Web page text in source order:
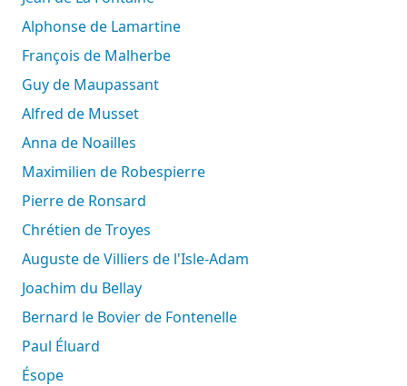
Alphonse de Lamartine
François de Malherbe
Guy de Maupassant
Alfred de Musset
Anna de Noailles
Maximilien de Robespierre
Pierre de Ronsard
Chrétien de Troyes
Auguste de Villiers de l'Isle-Adam
Joachim du Bellay
Bernard le Bovier de Fontenelle
Paul Éluard
Ésope